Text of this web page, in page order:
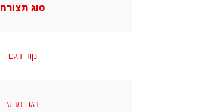
סוג תצורה
קוד דגם
דגם מנוע